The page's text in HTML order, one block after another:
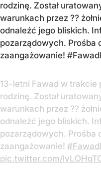
rodzinę. Został
warunkach przez ??
odnaleźć jego bliskich.
pozarządowych. Prośba
zaangażowanie!
13-letni Fawad w trakcie
rodzinę. Został
warunkach przez ??
odnaleźć jego bliskich.
pozarządowych. Prośba
zaangażowanie!
pic.twitter.com/